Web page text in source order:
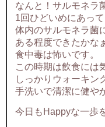
なんと！サルモネラ
1回ひどいめにあっ
体内のサルモネラ菌
ある程度できたかな
食中毒は怖いです。
この時期は飲食には
しっかりウォーキン
手洗いで清潔に健や
今日もHappyな一歩